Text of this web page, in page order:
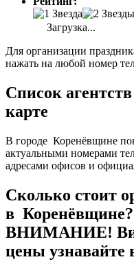
Загрузка...
Для организации
нажать на любой номер
Список
карте
В городе Коренёвщине
актуальными номерами
адресами офисов и
Сколько стоит
в
ВНИМАНИЕ!
цены узнавайте